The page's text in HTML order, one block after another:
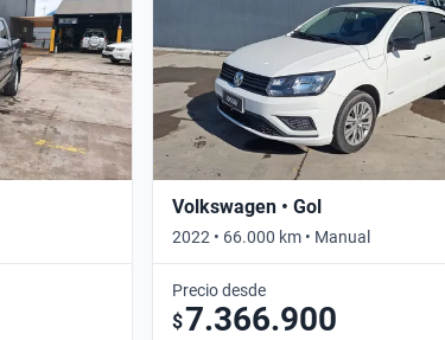
Volkswagen • Gol
2022 • 66.000 km • Manual
Precio desde
$7.366.900